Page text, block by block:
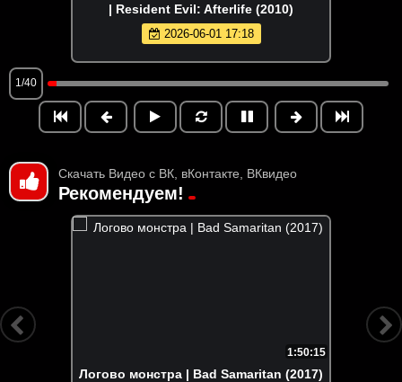
| Resident Evil: Afterlife (2010)
2026-06-01 17:18
1/40
Скачать Видео с ВК, вКонтакте, ВКвидео
Рекомендуем!
1:50:15
Логово монстра | Bad Samaritan (2017)